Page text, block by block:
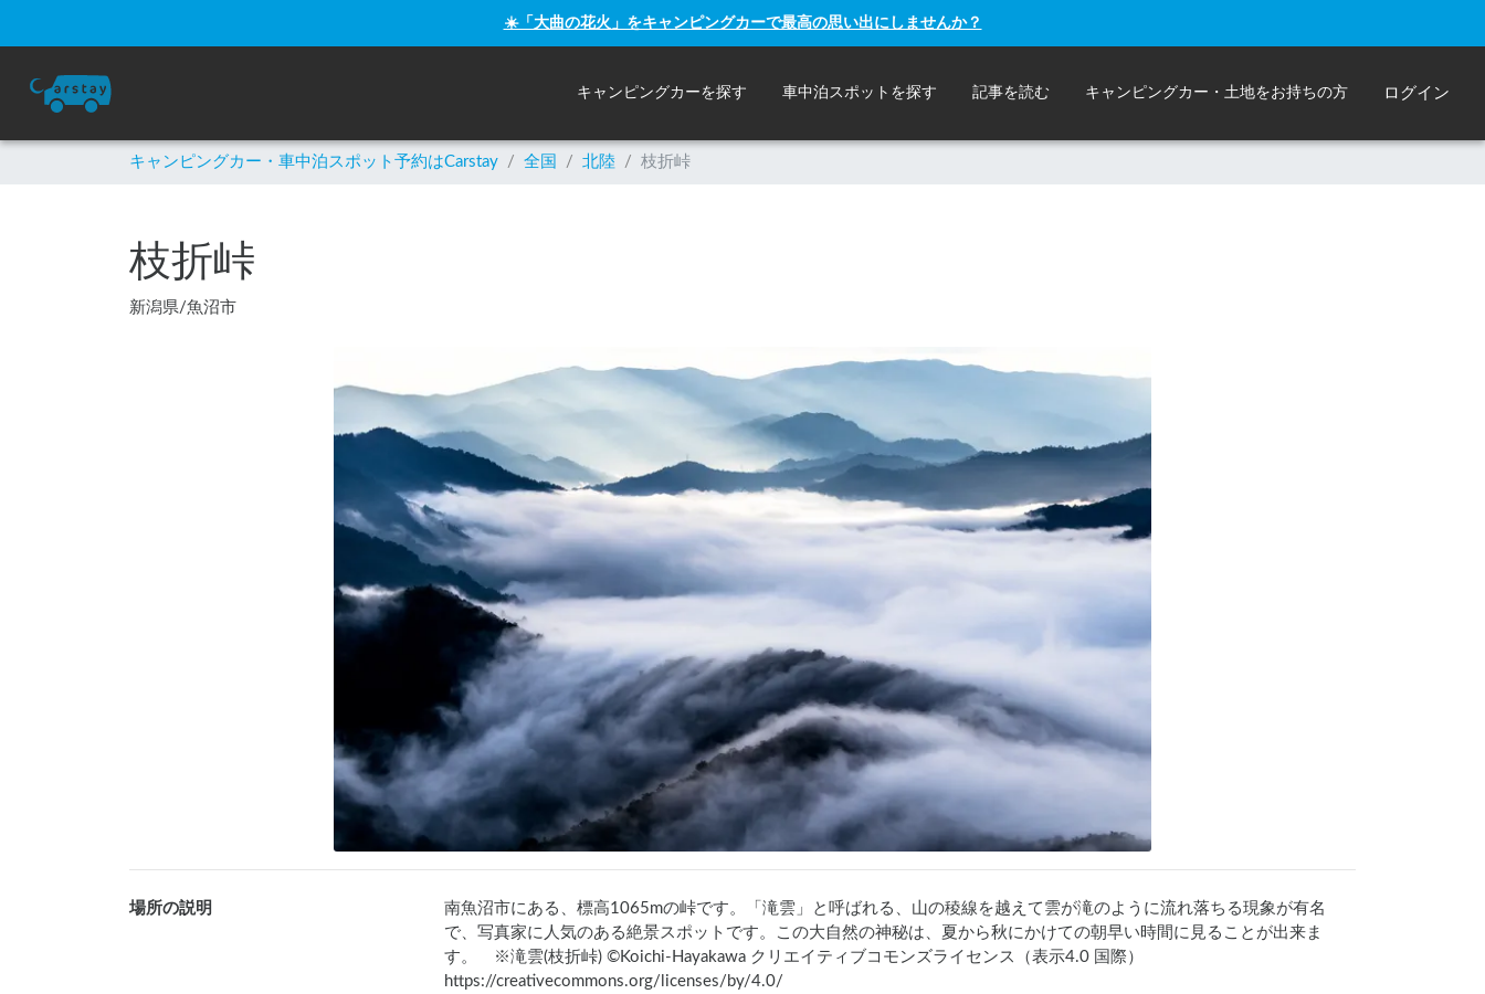
☀️「大曲の花火」をキャンピングカーで最高の思い出にしませんか？
キャンピングカーを探す 車中泊スポットを探す 記事を読む キャンピングカー・土地をお持ちの方 ログイン
キャンピングカー・車中泊スポット予約はCarstay / 全国 / 北陸 / 枝折峠
枝折峠
新潟県/魚沼市
場所の説明
南魚沼市にある、標高1065mの峠です。「滝雲」と呼ばれる、山の稜線を越えて雲が滝のように流れ落ちる現象が有名
で、写真家に人気のある絶景スポットです。この大自然の神秘は、夏から秋にかけての朝早い時間に見ることが出来ま
す。　※滝雲(枝折峠) ©Koichi-Hayakawa クリエイティブコモンズライセンス（表示4.0 国際）
https://creativecommons.org/licenses/by/4.0/